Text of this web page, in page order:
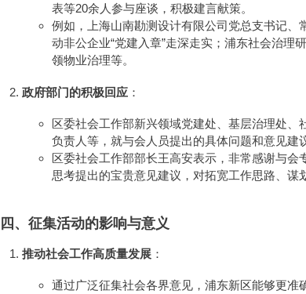
表等20余人参与座谈，积极建言献策。
例如，上海山南勘测设计有限公司党总支书记、
动非公企业“党建入章”走深走实；浦东社会治理
领物业治理等。
政府部门的积极回应 ：
区委社会工作部新兴领域党建处、基层治理处、
负责人等，就与会人员提出的具体问题和意见建
区委社会工作部部长王高安表示，非常感谢与会
思考提出的宝贵意见建议，对拓宽工作思路、谋
四、征集活动的影响与意义
推动社会工作高质量发展 ：
通过广泛征集社会各界意见，浦东新区能够更准